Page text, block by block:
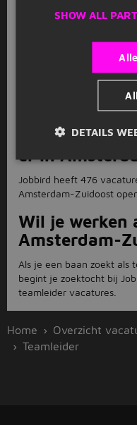
Hoe
Amsterdam-
Solliciteren voor de
doe je direct op de
teamleider vacatures in
doorgestuurd naar de
Hoeveel
er in
Jobbird heeft 476
Amsterdam-Zuidoost
Wil je werken
Amsterdam-
Als je een baan zoekt als
begint je zoektocht bij
teamleider vacatures.
Home Overzicht
Teamleider
SHOW ALL
DETAILS